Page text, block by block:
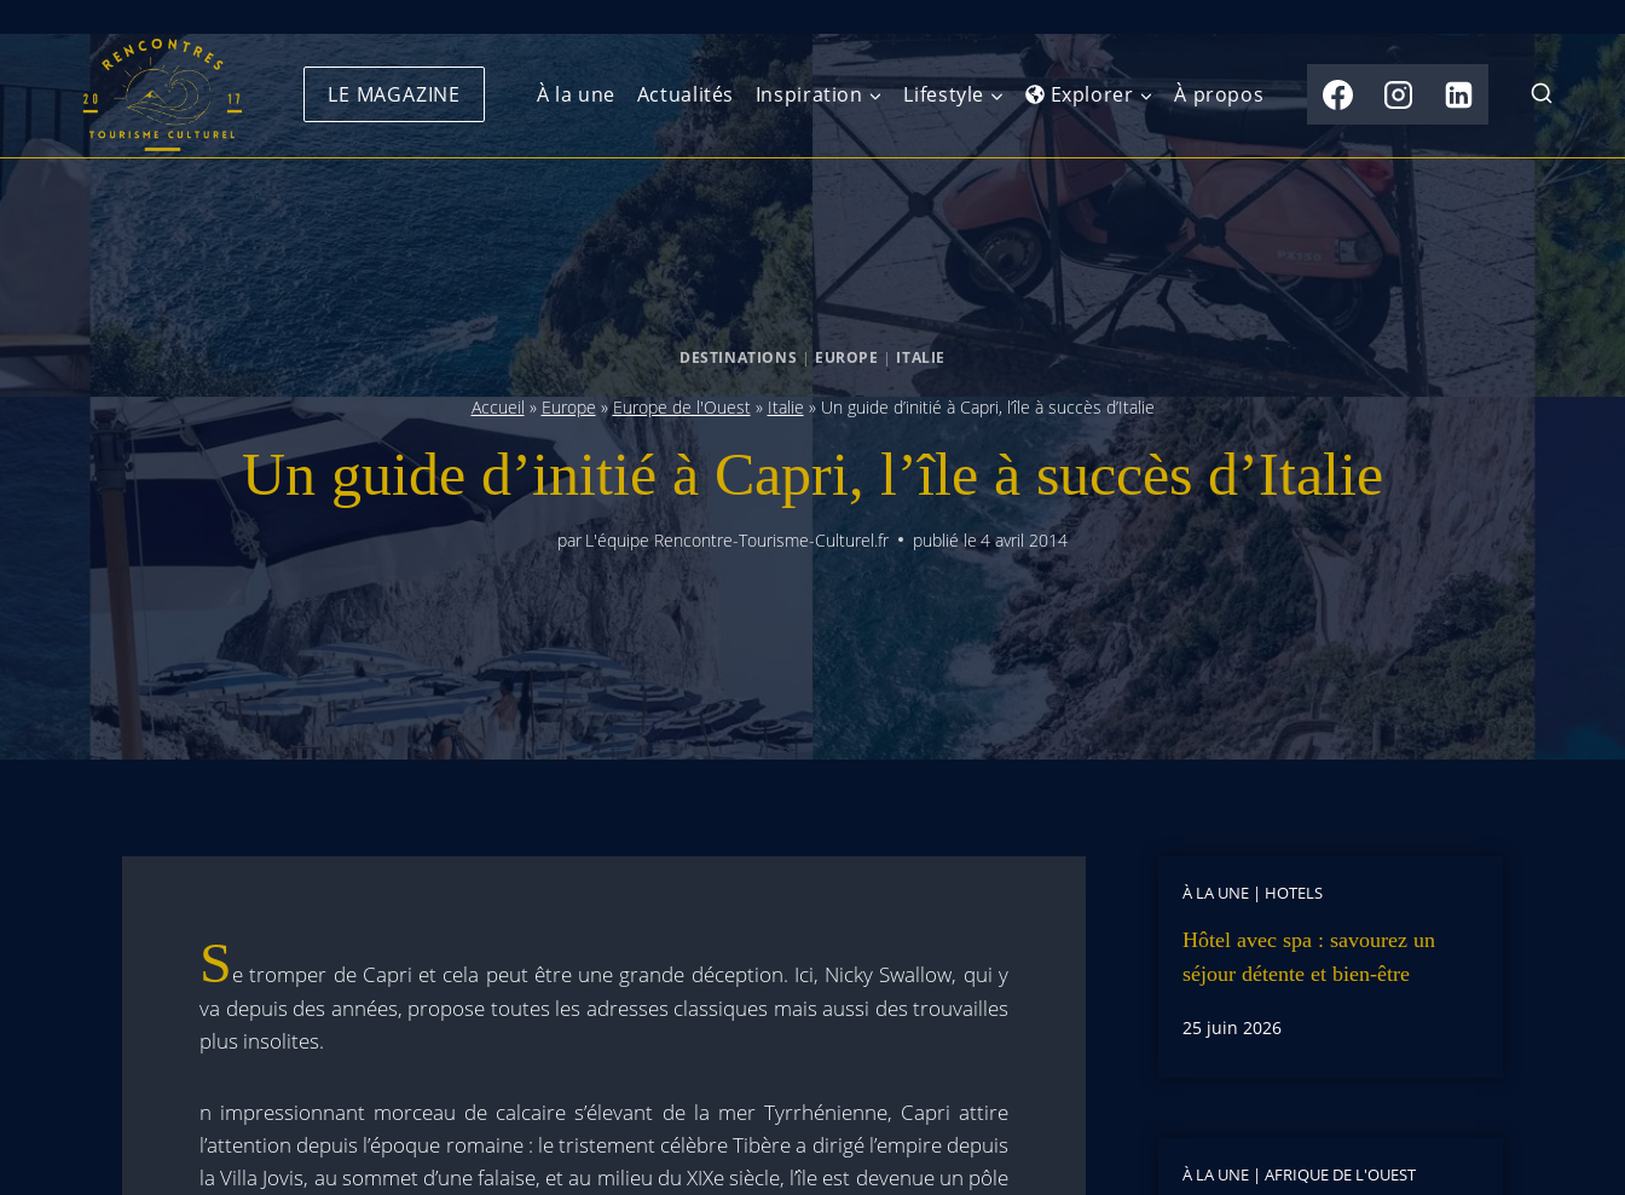
LE MAGAZINE À la une Actualités Inspiration Lifestyle Explorer
Europe de l’Ouest
Europe du Nord
Europe centrale
Europe de l’Est
Balkans
Amérique du Nord
Amérique centrale
Antilles et Caraïbes
Amérique du Sud
Afrique du Nord
(Maghreb)
Afrique de l’Ouest
Afrique de l’Est
Afrique australe
Asie centrale
Sous-continent
Asie du Sud-Est
Extrême-Orient
Australasie
Îles du Pacifique
À propos
DESTINATIONS|EUROPE | ITALIE
Accueil » Europe »Europe de l'Ouest» Italie » Un guide d’initié à Capri, l’île à succès d’Italie
Un guide d’initié à Capri, l’île à succès d’Italie
par L'équipe Rencontre-Tourisme-Culturel.fr publié le 4 avril 2014
Se tromper de Capri et cela peut être une grande déception. Ici, Nicky Swallow, qui y
va depuis des années, propose toutes les adresses classiques mais aussi des trouvailles
plus insolites.
n impressionnant morceau de calcaire s’élevant de la mer Tyrrhénienne, Capri attire
l’attention depuis l’époque romaine : le tristement célèbre Tibère a dirigé l’empire depuis
la Villa Jovis, au sommet d’une falaise, et au milieu du XIXe siècle, l’île est devenue un pôle
À LA UNE| HOTELS
Hôtel avec spa : savourez un
séjour détente et bien-être
25 juin 2026
À LA UNE| AFRIQUE DE L'OUEST